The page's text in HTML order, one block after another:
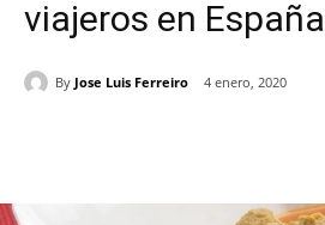
viajeros en España
By Jose Luis Ferreiro 4 enero, 2020